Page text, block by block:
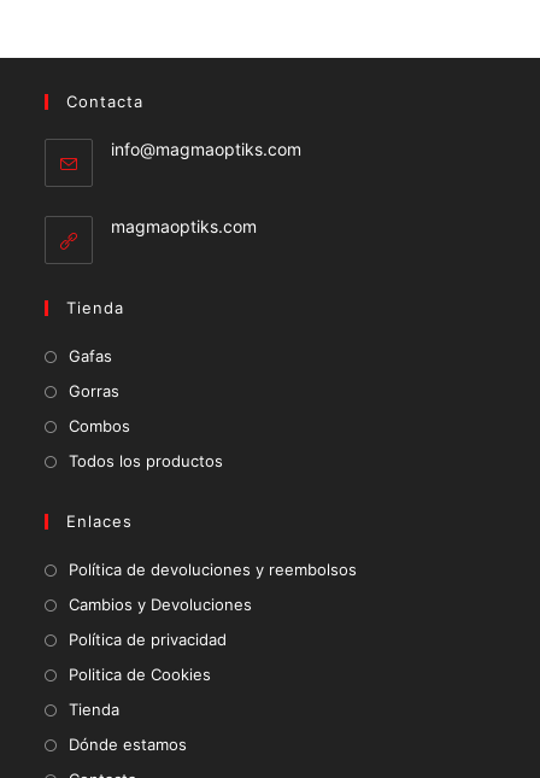
Contacta
info@magmaoptiks.com
magmaoptiks.com
Tienda
Gafas
abre
nueva
Gorras
abre
Combos
abre
una
pestaña
Todos los productos
nueva
pestaña
Enlaces
Política de devoluciones y reembolsos
Cambios y Devoluciones
Política de privacidad
Politica de Cookies
Tienda
Dónde estamos